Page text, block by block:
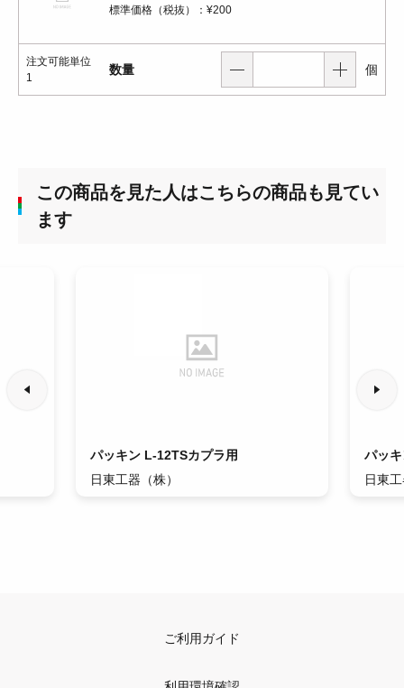
標準価格（税抜）： ¥200
注文可能単位
1
数量 個
この商品を見た人はこちらの商品も見てい
ます
パッキン L-12TSカプラ用
日東工器（株）
パッ
日東
ご利用ガイド